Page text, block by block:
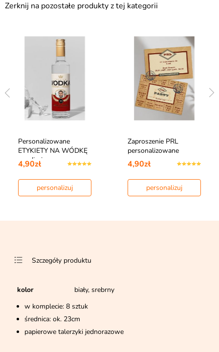
Zerknij na pozostałe produkty z tej kategorii
Personalizowane
ETYKIETY NA WÓDKĘ
ze zdjęciem
4,90zł
personalizuj
Zaproszenie PRL
personalizowane
4,90zł
personalizuj
Szczegóły produktu
kolor
biały, srebrny
w komplecie: 8 sztuk
średnica: ok. 23cm
papierowe talerzyki jednorazowe